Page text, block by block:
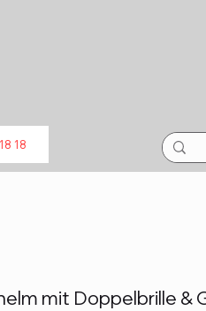
18
mit Doppelbrille &